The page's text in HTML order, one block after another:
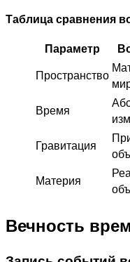
Таблица сравнения
Параметр
Пространство
Время
Гравитация
Материя
Вечность